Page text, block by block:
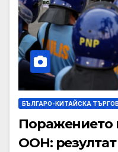
БЪЛГАРО-КИТАЙСКА
Поражението
ООН: